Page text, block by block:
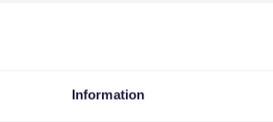
Information
Tre